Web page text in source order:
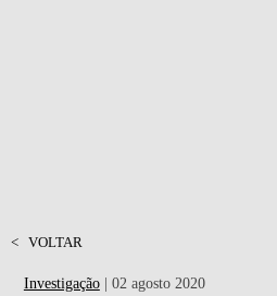
< VOLTAR
Investigação| 02 agosto 2020